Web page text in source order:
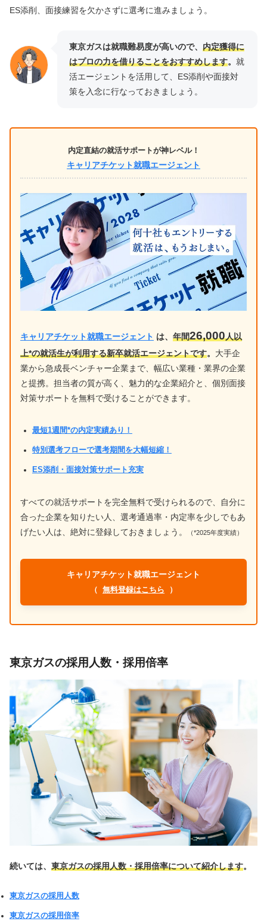
ES添削、面接練習を欠かさずに選考に進みましょう。
東京ガスは就職難易度が高いので、 内定獲得に
はプロの力を借りることをおすすめします。 就
活エージェントを活用して、ES添削や面接対
策を入念に行なっておきましょう。
内定直結の就活サポートが神レベル！
キャリアチケット就職エージェント
キャリアチケット就職エージェント は、 年間26,000人以
上*の就活生が利用する新卒就活エージェントです。 大手企
業から急成長ベンチャー企業まで、幅広い業種・業界の企業
と提携。担当者の質が高く、魅力的な企業紹介と、個別面接
対策サポートを無料で受けることができます。
最短1週間*の内定実績あり！
特別選考フローで選考期間を大幅短縮！
ES添削・面接対策サポート充実
すべての就活サポートを完全無料で受けられるので、自分に
合った企業を知りたい人、選考通過率・内定率を少しでもあ
げたい人は、絶対に登録しておきましょう。
（*2025年度実績）
キャリアチケット就職エージェント
（ 無料登録はこちら ）
東京ガスの採用人数・採用倍率
続いては、 東京ガスの採用人数・採用倍率について紹介します。
東京ガスの採用人数
東京ガスの採用倍率